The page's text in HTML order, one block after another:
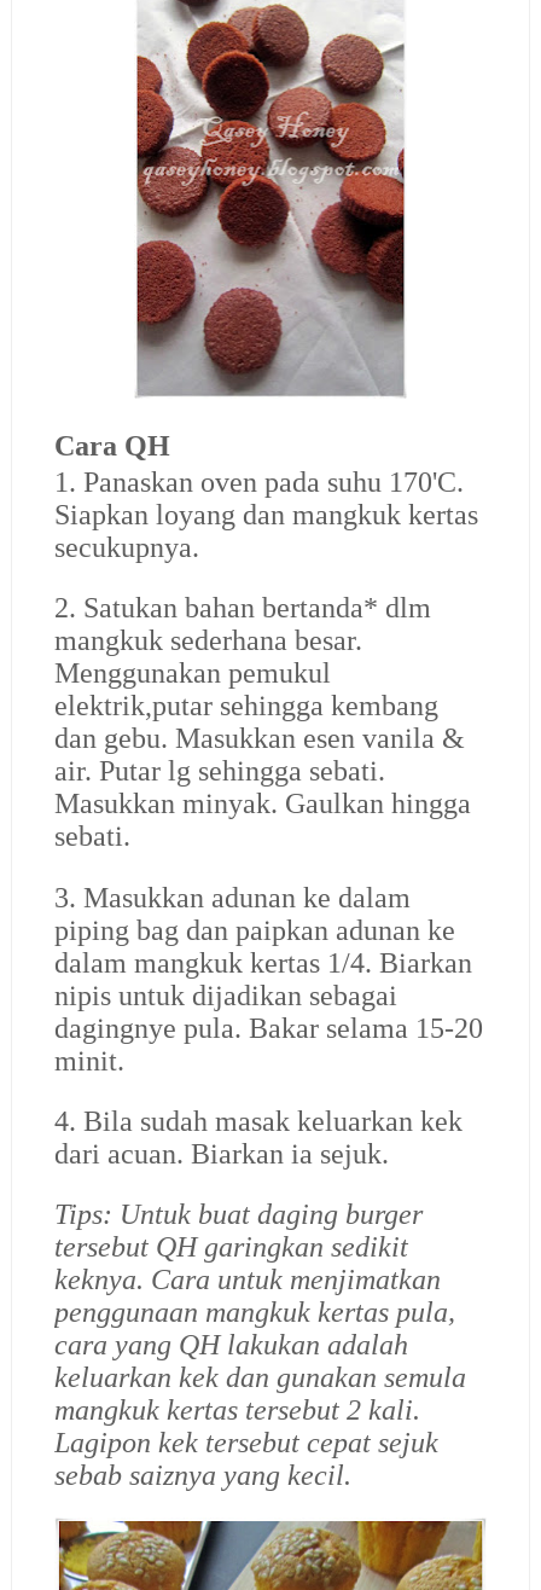
Cara QH
1. Panaskan oven pada suhu 170'C.
Siapkan loyang dan mangkuk kertas
secukupnya.
2. Satukan bahan bertanda* dlm
mangkuk sederhana besar.
Menggunakan pemukul
elektrik,putar sehingga kembang
dan gebu. Masukkan esen vanila &
air. Putar lg sehingga sebati.
Masukkan minyak. Gaulkan hingga
sebati.
3. Masukkan adunan ke dalam
piping bag dan paipkan adunan ke
dalam mangkuk kertas 1/4. Biarkan
nipis untuk dijadikan sebagai
dagingnye pula. Bakar selama 15-20
minit.
4. Bila sudah masak keluarkan kek
dari acuan. Biarkan ia sejuk.
Tips: Untuk buat daging burger
tersebut QH garingkan sedikit
keknya. Cara untuk menjimatkan
penggunaan mangkuk kertas pula,
cara yang QH lakukan adalah
keluarkan kek dan gunakan semula
mangkuk kertas tersebut 2 kali.
Lagipon kek tersebut cepat sejuk
sebab saiznya yang kecil.